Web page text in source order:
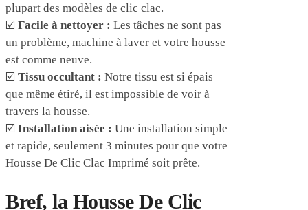
plupart des modèles de clic clac.
☑️ Facile à nettoyer : Les tâches ne sont pas
un problème, machine à laver et votre housse
est comme neuve.
☑️ Tissu occultant : Notre tissu est si épais
que même étiré, il est impossible de voir à
travers la housse.
☑️ Installation aisée : Une installation simple
et rapide, seulement 3 minutes pour que votre
Housse De Clic Clac Imprimé soit prête.
Bref, la Housse De Clic